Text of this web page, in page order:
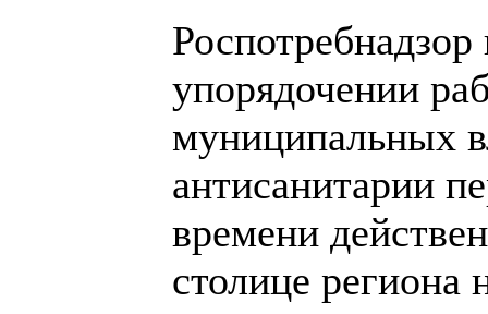
упорядочении
муниципальных
антисанитарии
времени
столице региона